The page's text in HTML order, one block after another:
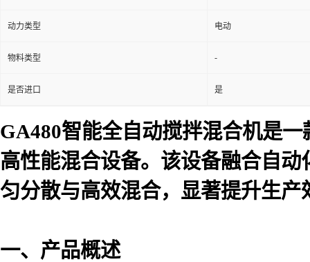
动力类型 电动
物料类型 -
是否进口 是
GA480智能全自动搅拌混合机是
高性能混合设备。该设备融合自
匀分散与高效混合，显著提升生产
一、产品概述